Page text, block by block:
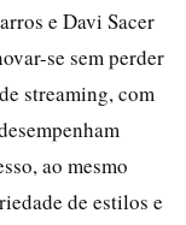
e Davi Sacer
se sem perder
streaming, com
ao mesmo
de estilos e